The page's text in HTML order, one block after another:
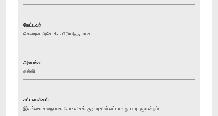
கேட்டவர்
கௌரவ அசோக்க பிரியந்த, பா.உ.
அமைச்சு
கல்வி
சட்டவாக்கம்
இலங்கை சனநாயக சோசலிசக் குடியரசின் எட்டாவது பாராளுமன்றம்